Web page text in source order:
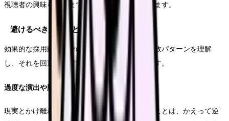
視聴者の興味を最後まで維持できるよう工夫します。
避けるべき失敗例と対策
効果的な採用動画制作のためには、典型的な失敗パターンを理解
し、それを回避する対策を講じることが重要です。
過度な演出や脚色の回避
現実とかけ離れた理想的な職場環境を演出することは、かえって逆